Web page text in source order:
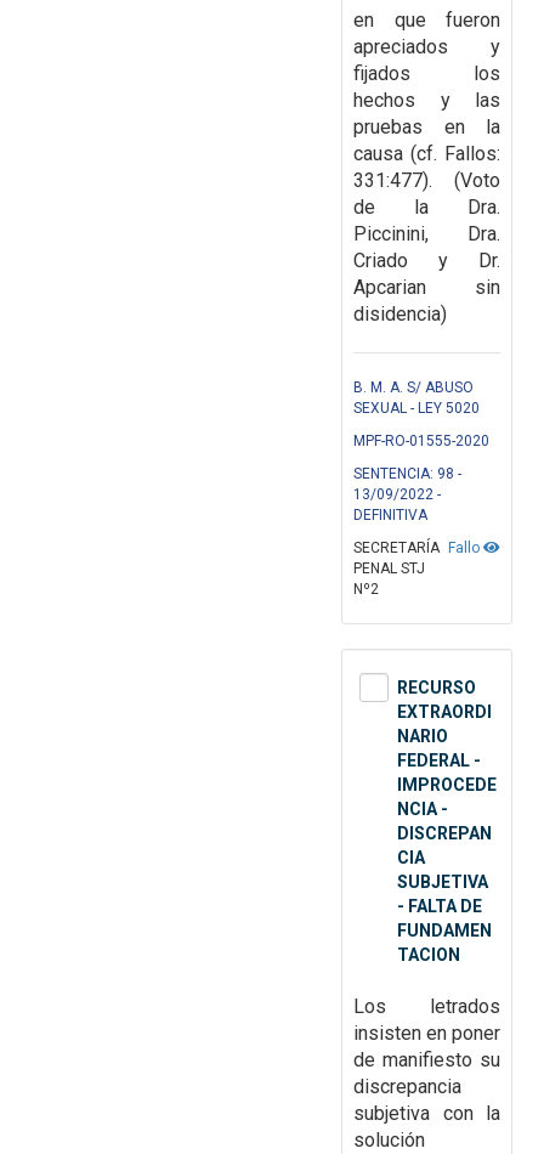
en que fueron
apreciados y
fijados los
hechos y las
pruebas en la
causa (cf. Fallos:
331:477). (Voto
de la Dra.
Piccinini, Dra.
Criado y Dr.
Apcarian sin
disidencia)
B. M. A. S/ ABUSO
SEXUAL - LEY 5020
MPF-RO-01555-2020
SENTENCIA: 98 -
13/09/2022 -
DEFINITIVA
Fallo
SECRETARÍA
PENAL STJ
Nº2
RECURSO
EXTRAORDI
NARIO
FEDERAL -
IMPROCEDE
NCIA -
DISCREPAN
CIA
SUBJETIVA
- FALTA DE
FUNDAMEN
TACION
Los letrados
insisten en poner
de manifiesto su
discrepancia
subjetiva con la
solución